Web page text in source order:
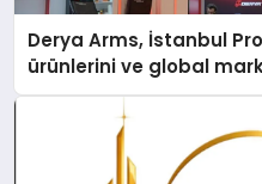
Derya Arms, İstanbul
ürünlerini ve global